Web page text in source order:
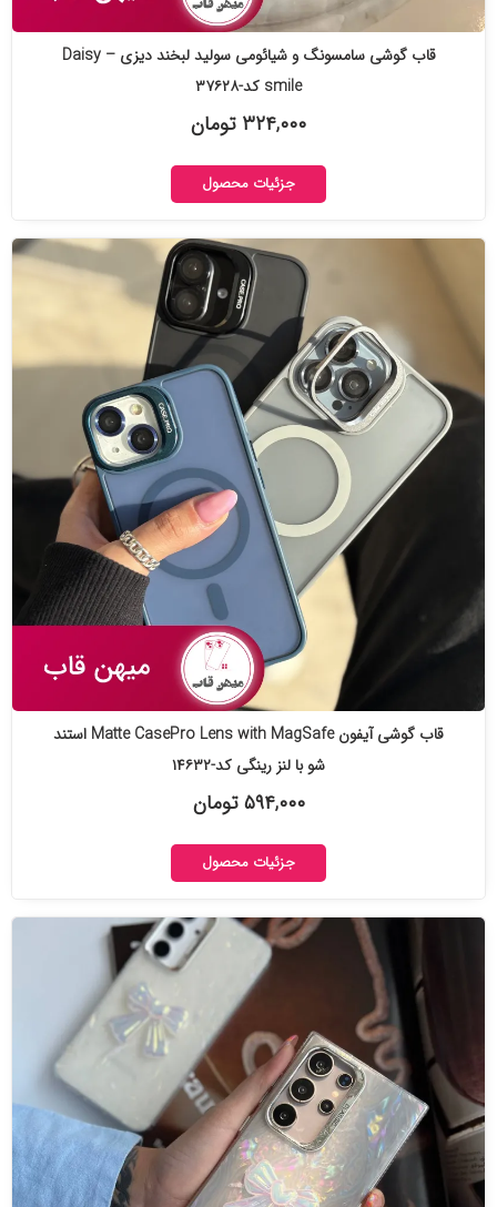
قاب گوشی سامسونگ و شیائومی سولید لبخند دیزی – Daisy
smile کد-۳۷۶۲۸
۳۲۴,۰۰۰ تومان
جزئیات محصول
قاب گوشی آیفون Matte CasePro Lens with MagSafe استند
شو با لنز رینگی کد-۱۴۶۳۲
۵۹۴,۰۰۰ تومان
جزئیات محصول